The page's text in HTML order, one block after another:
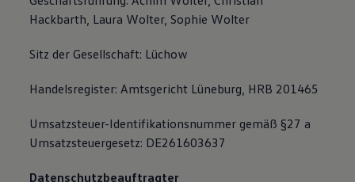
Hackbarth, Laura Wolter, Sophie Wolter
Sitz der Gesellschaft: Lüchow
Handelsregister: Amtsgericht Lüneburg, HRB 201465
Umsatzsteuer-Identifikationsnummer gemäß §27 a
Umsatzsteuergesetz: DE261603637
Datenschutzbeauftragter